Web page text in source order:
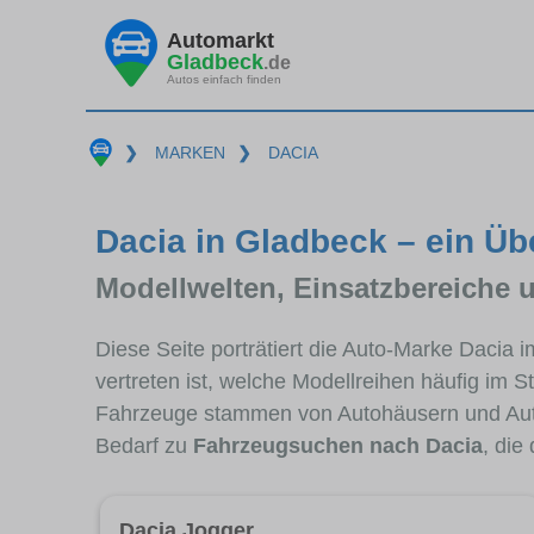
Automarkt
Gladbeck.de
Autos einfach finden
❯ MARKEN ❯ DACIA
Dacia in Gladbeck – ein
Modellwelten, Einsatzbereiche
Diese Seite porträtiert die Auto-Marke Dacia
vertreten ist, welche Modellreihen häufig im
Fahrzeuge stammen von Autohäusern und
Bedarf zu Fahrzeugsuchen nach Dacia, die